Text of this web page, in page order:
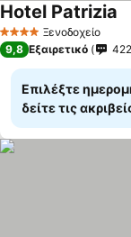
4 ΑστέριαΞενοδοχείο
Hotel Patrizia
9,8 Εξαιρετικό 422
Επιλέξτε
δείτε τις